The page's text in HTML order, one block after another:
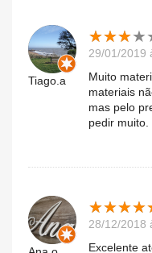
Tiago.a
★★★★
★★★★
29/01/2019
Muito
materiais
mas pelo
pedir muito.
★★★★
★★★★
28/12/2018
Excelente